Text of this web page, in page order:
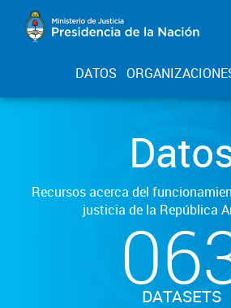
DATOS
Recursos acerca del
justicia de la República
DATASETS